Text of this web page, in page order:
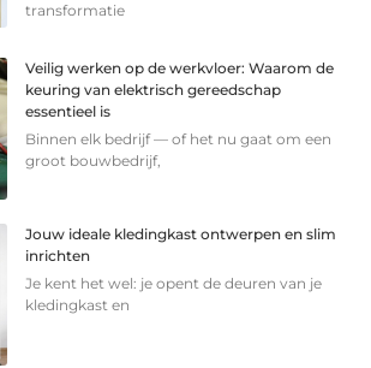
transformatie
Veilig werken op de werkvloer: Waarom de
keuring van elektrisch gereedschap
essentieel is
Binnen elk bedrijf — of het nu gaat om een
groot bouwbedrijf,
Jouw ideale kledingkast ontwerpen en slim
inrichten
Je kent het wel: je opent de deuren van je
kledingkast en